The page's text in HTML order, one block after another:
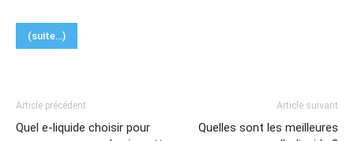
(suite…)
Article précédent
Quel e-liquide choisir pour
Article suivant
Quelles sont les meilleures